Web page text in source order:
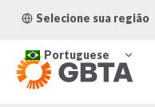
para
Conteúdo
Selecione sua região
Portuguese
MENU
FILHO